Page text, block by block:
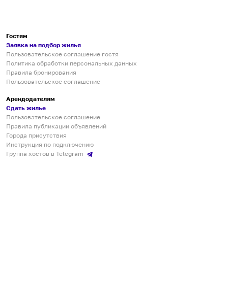
Гостям
Заявка на подбор жилья
Пользовательское соглашение гостя
Политика обработки персональных данных
Правила бронирования
Пользовательское соглашение
Арендодателям
Сдать жилье
Пользовательское соглашение
Правила публикации объявлений
Города присутствия
Инструкция по подключению
Группа хостов в Telegram